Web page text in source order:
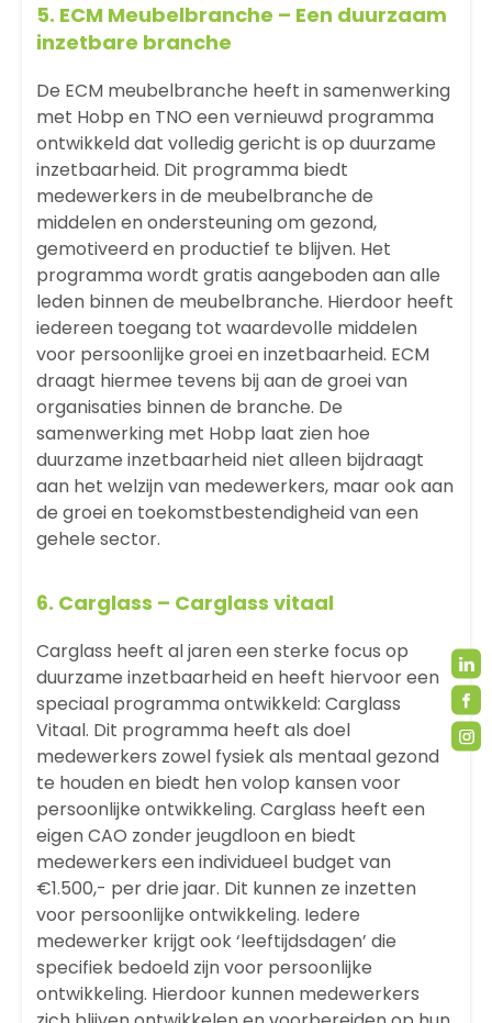
5. ECM Meubelbranche – Een duurzaam
inzetbare branche
De ECM meubelbranche heeft in samenwerking
met Hobp en TNO een vernieuwd programma
ontwikkeld dat volledig gericht is op duurzame
inzetbaarheid. Dit programma biedt
medewerkers in de meubelbranche de
middelen en ondersteuning om gezond,
gemotiveerd en productief te blijven. Het
programma wordt gratis aangeboden aan alle
leden binnen de meubelbranche. Hierdoor heeft
iedereen toegang tot waardevolle middelen
voor persoonlijke groei en inzetbaarheid. ECM
draagt hiermee tevens bij aan de groei van
organisaties binnen de branche. De
samenwerking met Hobp laat zien hoe
duurzame inzetbaarheid niet alleen bijdraagt
aan het welzijn van medewerkers, maar ook aan
de groei en toekomstbestendigheid van een
gehele sector.
6. Carglass – Carglass vitaal
Carglass heeft al jaren een sterke focus op
duurzame inzetbaarheid en heeft hiervoor een
speciaal programma ontwikkeld: Carglass
Vitaal. Dit programma heeft als doel
medewerkers zowel fysiek als mentaal gezond
te houden en biedt hen volop kansen voor
persoonlijke ontwikkeling. Carglass heeft een
eigen CAO zonder jeugdloon en biedt
medewerkers een individueel budget van
€1.500,- per drie jaar. Dit kunnen ze inzetten
voor persoonlijke ontwikkeling. Iedere
medewerker krijgt ook ‘leeftijdsdagen’ die
specifiek bedoeld zijn voor persoonlijke
ontwikkeling. Hierdoor kunnen medewerkers